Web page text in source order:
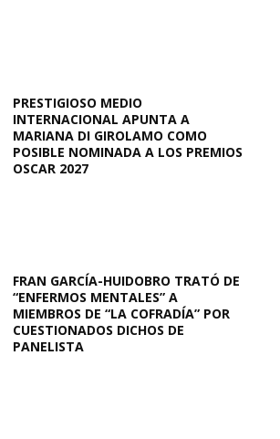
PRESTIGIOSO MEDIO
INTERNACIONAL APUNTA A
MARIANA DI GIROLAMO COMO
POSIBLE NOMINADA A LOS PREMIOS
OSCAR 2027
FRAN GARCÍA-HUIDOBRO TRATÓ DE
“ENFERMOS MENTALES” A
MIEMBROS DE “LA COFRADÍA” POR
CUESTIONADOS DICHOS DE
PANELISTA